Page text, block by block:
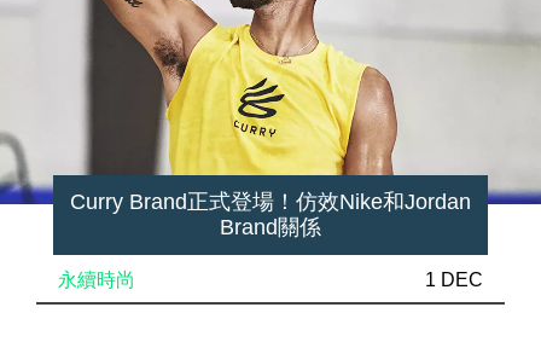
Curry Brand正式登場！仿效Nike和Jordan
Brand關係
永續時尚 1 DEC